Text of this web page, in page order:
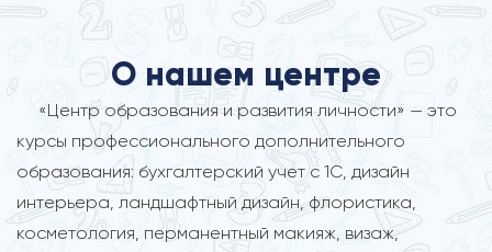
О нашем центре
«Центр образования и развития личности» — это
курсы профессионального дополнительного
образования: бухгалтерский учет с 1С, дизайн
интерьера, ландшафтный дизайн, флористика,
косметология, перманентный макияж, визаж,